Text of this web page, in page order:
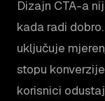
Dizajn CTA-a
kada radi
uključuje
stopu
korisnici